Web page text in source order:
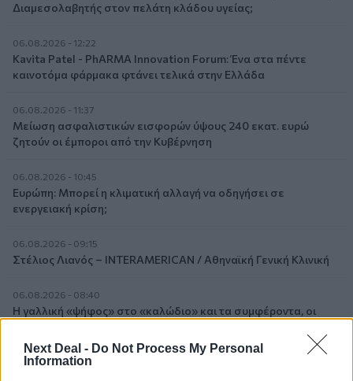
Next Deal - Do Not Process My Personal
Information
Διαμεσολαβητής στον πελάτη κλάδου υγείας;
06.08.2026 - 12:22
Kavita Patel - PhARMA Innovation Forum: Ένα στα πέντε
καινοτόμα φάρμακα φτάνει τελικά στην Ελλάδα
06.08.2026 - 11:37
Μείωση ασφαλιστικών εισφορών ύψους 240 εκατ. ευρώ
ζητούν οι έμποροι από την Κυβέρνηση
06.08.2026 - 10:45
Ευρώπη: Μπορεί η κλιματική αλλαγή να οδηγήσει σε
ενεργειακή κρίση;
06.08.2026 - 09:15
Στέλιος Λιανός – INTERAMERICAN / Αθηναϊκή Γενική Κλινική
06.08.2026 - 08:40
Η γαλλική «ψήφος» στο «καλώδιο» και τα συμφέροντα, οι
Βαρδινογιάννη- Εξάρχου και ο διπλασιασμός των κερδών της
ΔΕΗ